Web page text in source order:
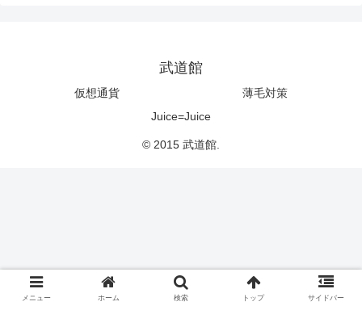
武道館
仮想通貨
薄毛対策
Juice=Juice
© 2015 武道館.
メニュー ホーム 検索 トップ サイドバー